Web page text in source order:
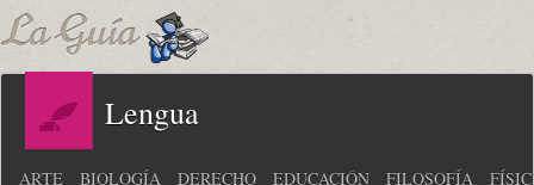
Lengua
ARTE BIOLOGÍA DERECHO EDUCACIÓN FILOSOFÍA